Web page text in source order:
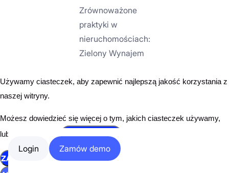
Zrównoważone
praktyki w
nieruchomościach:
Zielony Wynajem
Używamy ciasteczek, aby zapewnić najlepszą jakość korzystania z
naszej witryny.
Możesz dowiedzieć się więcej o tym, jakich ciasteczek używamy,
lub wyłączyć je w
USTAWIENIACH
ZAMKNIJ PANEL POWIADOMIEŃ O CIASTECZKACH RODO
Login Zamów demo